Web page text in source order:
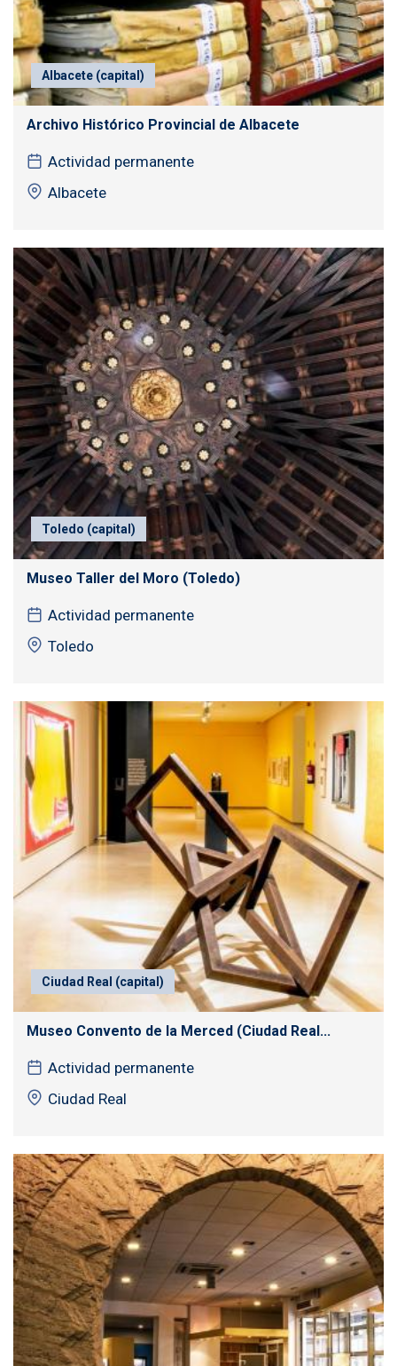
Albacete (capital)
Archivo Histórico Provincial de Albacete
Actividad permanente
Albacete
Toledo (capital)
Museo Taller del Moro (Toledo)
Actividad permanente
Toledo
Ciudad Real (capital)
Museo Convento de la Merced (Ciudad Real...
Actividad permanente
Ciudad Real